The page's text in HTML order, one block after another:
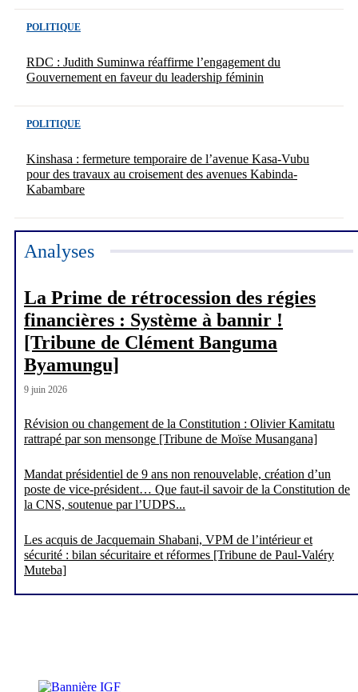
POLITIQUE
RDC : Judith Suminwa réaffirme l’engagement du
Gouvernement en faveur du leadership féminin
POLITIQUE
Kinshasa : fermeture temporaire de l’avenue Kasa-Vubu
pour des travaux au croisement des avenues Kabinda-
Kabambare
Analyses
La Prime de rétrocession des régies
financières : Système à bannir !
[Tribune de Clément Banguma
Byamungu]
9 juin 2026
Révision ou changement de la Constitution : Olivier Kamitatu
rattrapé par son mensonge [Tribune de Moïse Musangana]
Mandat présidentiel de 9 ans non renouvelable, création d’un
poste de vice-président… Que faut-il savoir de la Constitution de
la CNS, soutenue par l’UDPS...
Les acquis de Jacquemain Shabani, VPM de l’intérieur et
sécurité : bilan sécuritaire et réformes [Tribune de Paul-Valéry
Muteba]